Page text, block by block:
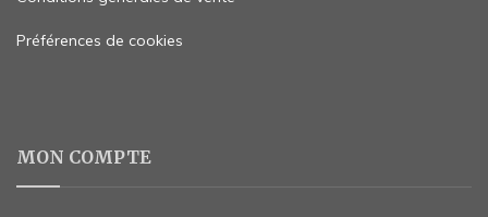
Préférences de cookies
MON COMPTE